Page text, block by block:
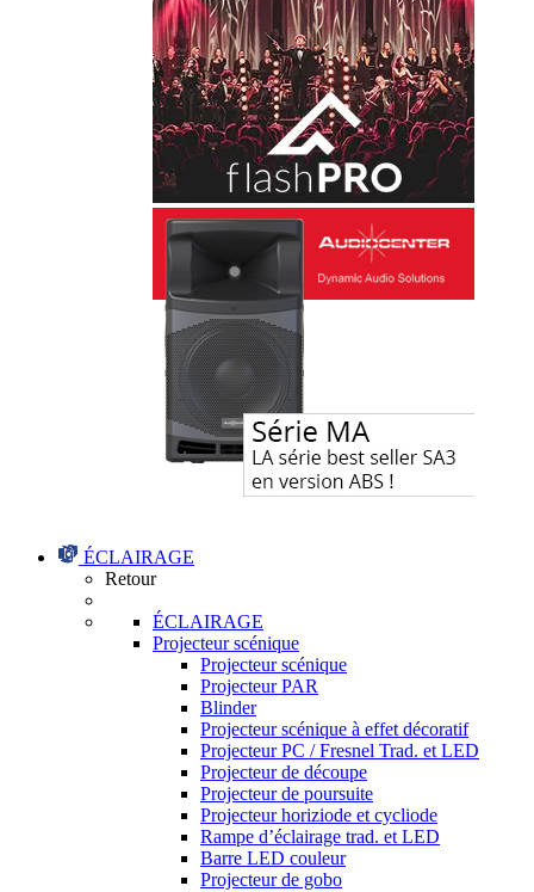
ÉCLAIRAGE
Retour
ÉCLAIRAGE
Projecteur scénique
Projecteur scénique
Projecteur PAR
Blinder
Projecteur scénique à effet décoratif
Projecteur PC / Fresnel Trad. et LED
Projecteur de découpe
Projecteur de poursuite
Projecteur horiziode et cycliode
Rampe d’éclairage trad. et LED
Barre LED couleur
Projecteur de gobo